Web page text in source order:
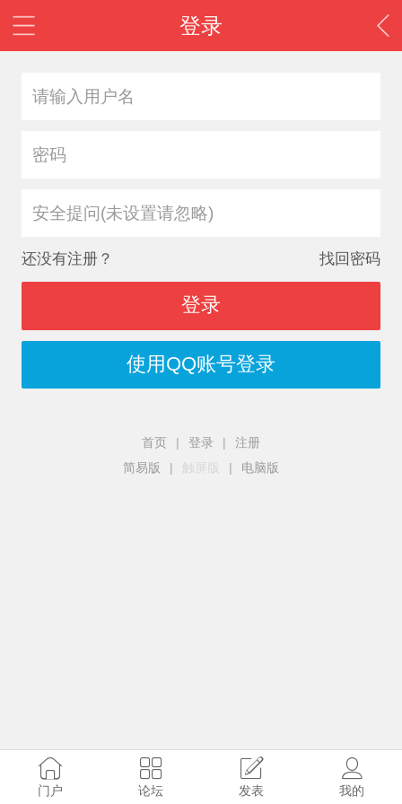
登录
安全提问(未设置请忽略)
还没有注册？ 找回密码
登录
使用QQ账号登录
首页 | 登录 |
注册
简易版
| 触屏版 | 电脑版
门户 论坛 发表 我的